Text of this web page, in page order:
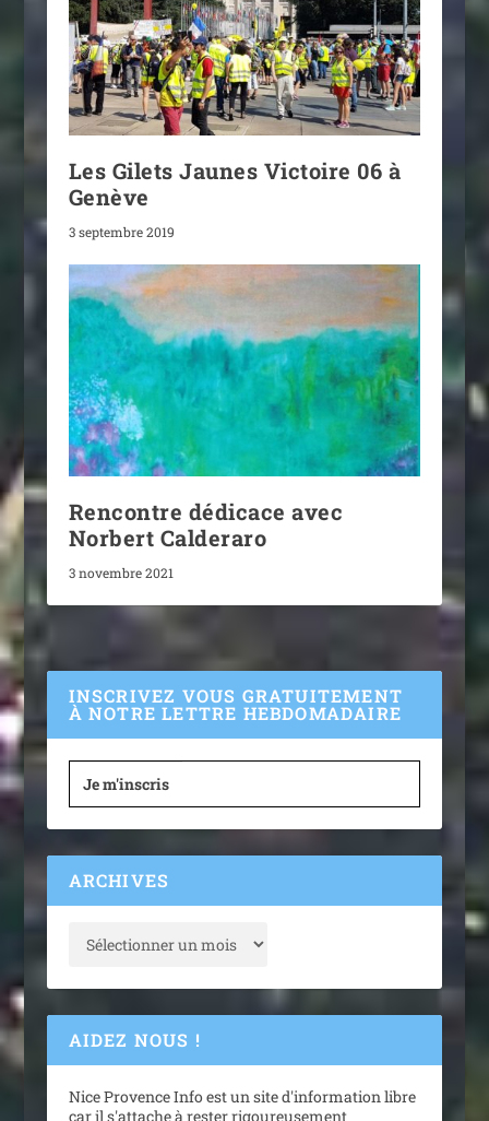
Les Gilets Jaunes Victoire 06 à
Genève
3 septembre 2019
Rencontre dédicace avec
Norbert Calderaro
3 novembre 2021
INSCRIVEZ VOUS GRATUITEMENT
À NOTRE LETTRE HEBDOMADAIRE
Je m'inscris
ARCHIVES
AIDEZ NOUS !
Nice Provence Info est un site d'information libre
car il s'attache à rester rigoureusement